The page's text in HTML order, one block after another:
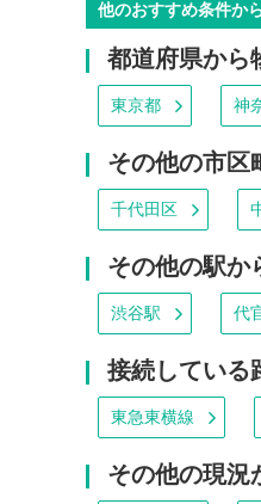
他のおすすめ条件か
都道府県から
東京都 神
その他の市区
千代田区
その他の駅か
渋谷駅 代
接続している
東急東横線
その他の現況